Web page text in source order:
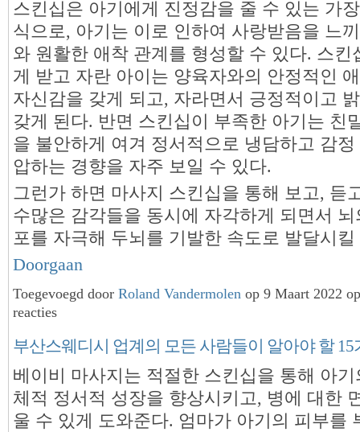
스킨십은 아기에게 진정감을 줄 수 있는 가
식으로, 아기는 이로 인하여 사랑받음을 느
와 원활한 애착 관계를 형성할 수 있다. 스킨
게 받고 자란 아이는 양육자와의 안정적인
자신감을 갖게 되고, 자라면서 긍정적이고
갖게 된다. 반면 스킨십이 부족한 아기는 친
을 불안하게 여겨 정서적으로 냉담하고 감
압하는 경향을 자주 보일 수 있다.
그런가 하면 마사지 스킨십을 통해 보고, 듣
수많은 감각들을 동시에 자각하게 되면서
포를 자극해 두뇌를 기발한 속도로 발달시
Doorgaan
Toegevoegd door Roland Vandermolen op 9 Maart 2022
reacties
부산스웨디시 업계의 모든 사람들이 알아야 할 15
베이비 마사지는 적절한 스킨십을 통해 아
체적 정서적 성장을 향상시키고, 병에 대한
울 수 있게 도와준다. 엄마가 아기의 피부를